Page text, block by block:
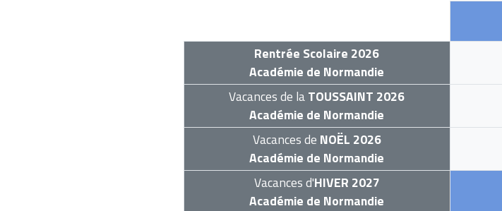
Rentrée Scolaire 2026
Académie de Normandie
Vacances de laTOUSSAINT 2026
Académie de Normandie
Vacances de NOËL 2026
Académie de Normandie
Vacances d'HIVER 2027
Académie de Normandie